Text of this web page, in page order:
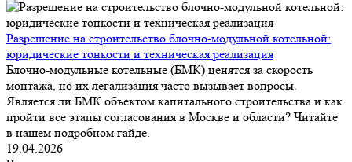
Разрешение на строительство блочно-модульной котельной:
юридические тонкости и техническая реализация
Блочно-модульные котельные (БМК) ценятся за скорость
монтажа, но их легализация часто вызывает вопросы.
Является ли БМК объектом капитального строительства и как
пройти все этапы согласования в Москве и области? Читайте
в нашем подробном гайде.
19.04.2026